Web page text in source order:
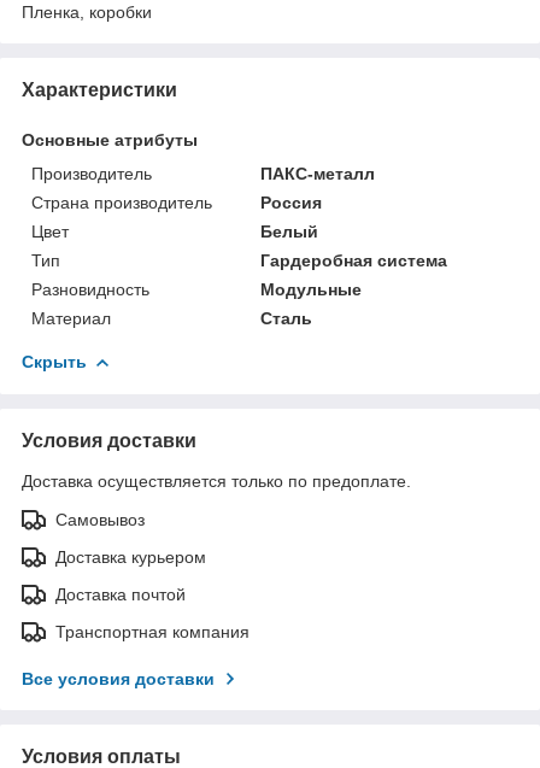
Пленка, коробки
Характеристики
Основные атрибуты
Производитель
ПАКС-металл
Страна производитель
Россия
Цвет
Белый
Тип
Гардеробная система
Разновидность
Модульные
Материал
Сталь
Скрыть
Условия доставки
Доставка осуществляется только по предоплате.
Самовывоз
Доставка курьером
Доставка почтой
Транспортная компания
Все условия доставки
Условия оплаты